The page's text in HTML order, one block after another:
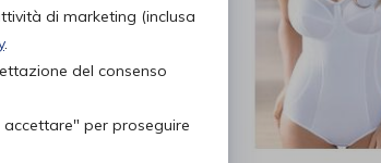
di marketing (inclusa
.
del consenso
per proseguire